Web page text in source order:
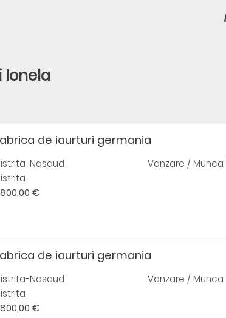
Ionela
de iaurturi germania
Nasaud
800,00 €
Vanzare / Munca
de iaurturi germania
Nasaud
800,00 €
Vanzare / Munca